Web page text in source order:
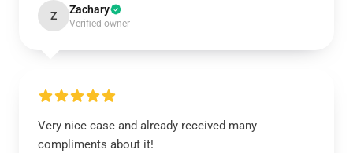
Z Zachary
Verified owner
Very nice case and already received many
compliments about it!